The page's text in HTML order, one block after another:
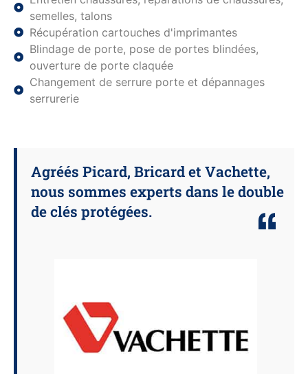
semelles, talons
Récupération cartouches d'imprimantes
Blindage de porte, pose de portes blindées,
ouverture de porte claquée
Changement de serrure porte et dépannages
serrurerie
Agréés Picard, Bricard et Vachette,
nous sommes experts dans le double
de clés protégées.